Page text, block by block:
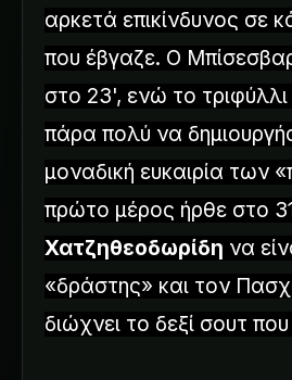
αρκετά επικίνδυνος σε
που έβγαζε. Ο
στο 23', ενώ το
πάρα πολύ να
μοναδική ευκαιρία των
πρώτο μέρος ήρθε στο
Χατζηθεοδωρίδη να
«δράστης» και τον
διώχνει το δεξί σουτ που